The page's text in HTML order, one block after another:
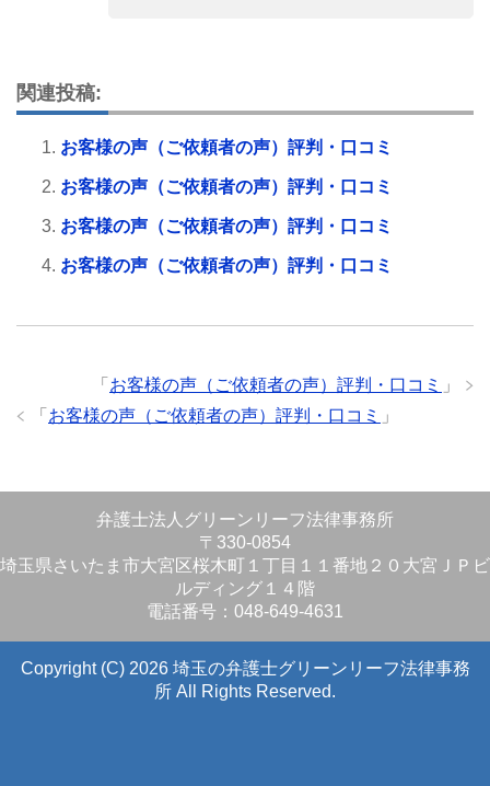
関連投稿:
お客様の声（ご依頼者の声）評判・口コミ
お客様の声（ご依頼者の声）評判・口コミ
お客様の声（ご依頼者の声）評判・口コミ
お客様の声（ご依頼者の声）評判・口コミ
「 お客様の声（ご依頼者の声）評判・口コミ
」
「 お客様の声（ご依頼者の声）評判・口コミ 」
弁護士法人グリーンリーフ法律事務所
〒330-0854
埼玉県さいたま市大宮区桜木町１丁目１１番地２０大宮ＪＰビ
ルディング１４階
電話番号：048-649-4631
Copyright (C) 2026 埼玉の弁護士グリーンリーフ法律事務
所 All Rights Reserved.